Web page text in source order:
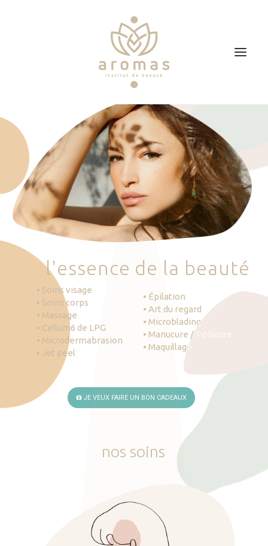
Soins
Je veux faire un bon cadeau
Plan d’accès
Prendre RDV
l'essence de la beauté
• Soins visage
• Soins corps
• Massage
• Cellum6 de LPG
• Microdermabrasion
• Jet peel
• Épilation
• Art du regard
• Microblading
• Manucure / Pédicure
• Maquillage
JE VEUX FAIRE UN BON CADEAUX
nos soins